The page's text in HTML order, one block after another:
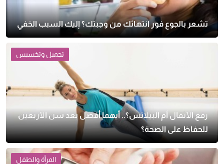
تشعر بالجوع فور انتهائك من وجبتك؟ إليك السبب الخفي
تجميل وتخسيس
رفع الأثقال أم البيلاتس؟.. أيهما أفضل بعد سن الأربعين
للحفاظ على الصحة؟
المرأة والطفل